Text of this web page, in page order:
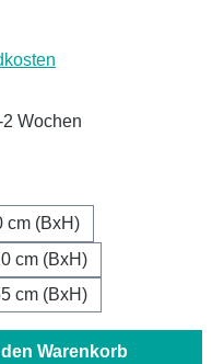
Wochen
cm (BxH)
cm (BxH)
cm (BxH)
gewünschten
den Warenkorb